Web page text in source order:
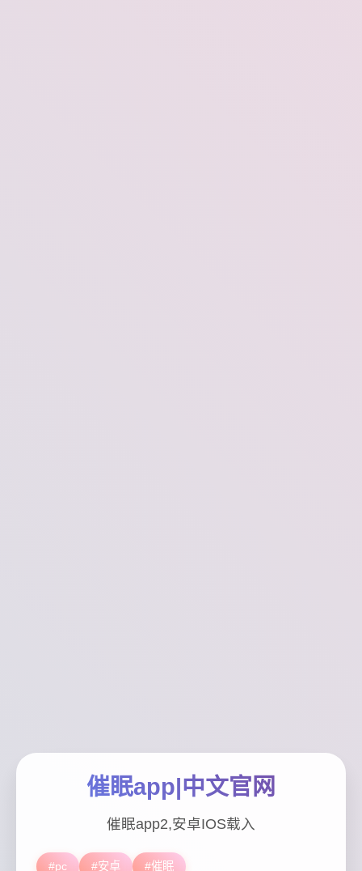
催眠app|中文官网
催眠app2,安卓IOS载入
#pc #安卓 #催眠